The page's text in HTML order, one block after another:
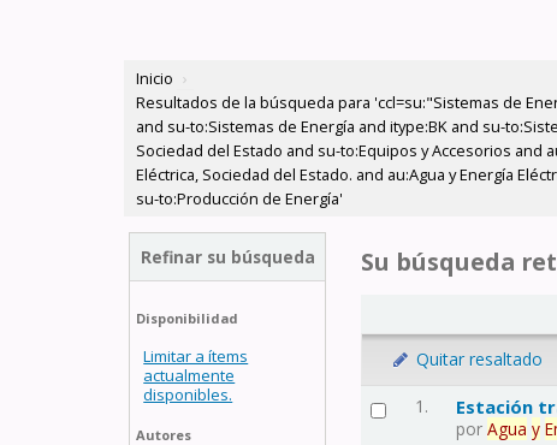
Inicio ›
Resultados de la búsqueda para 'ccl=su:"Sistemas de
and su-to:Sistemas de Energía and itype:BK and su-
Sociedad del Estado and su-to:Equipos y Accesorios and
Eléctrica, Sociedad del Estado. and au:Agua y Energía
su-to:Producción de Energía'
Refinar su búsqueda
Disponibilidad
Limitar a ítems
actualmente
disponibles.
Autores
Su búsqueda
Quitar resaltado
1. Estación
porAgua y